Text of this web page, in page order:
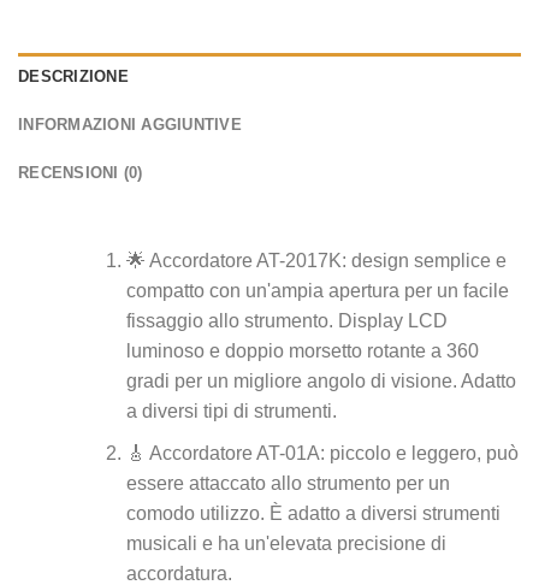
DESCRIZIONE
INFORMAZIONI AGGIUNTIVE
RECENSIONI (0)
🌟 Accordatore AT-2017K: design semplice e
compatto con un'ampia apertura per un facile
fissaggio allo strumento. Display LCD
luminoso e doppio morsetto rotante a 360
gradi per un migliore angolo di visione. Adatto
a diversi tipi di strumenti.
🎸 Accordatore AT-01A: piccolo e leggero, può
essere attaccato allo strumento per un
comodo utilizzo. È adatto a diversi strumenti
musicali e ha un'elevata precisione di
accordatura.